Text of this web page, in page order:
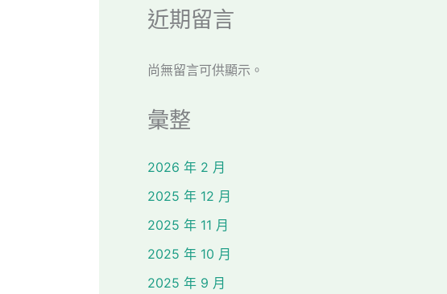
近期留言
尚無留言可供顯示。
彙整
2026 年 2 月
2025 年 12 月
2025 年 11 月
2025 年 10 月
2025 年 9 月